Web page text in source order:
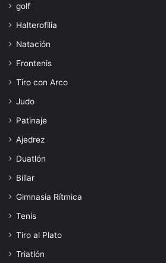
golf
Halterofilia
Natación
Frontenis
Tiro con Arco
Judo
Patinaje
Ajedrez
Duatlón
Billar
Gimnasia Rítmica
Tenis
Tiro al Plato
Triatlón